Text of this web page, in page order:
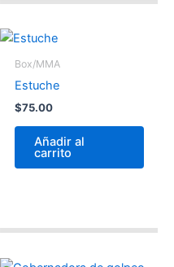
Box/MMA
Estuche
$75.00
Añadir al
carrito